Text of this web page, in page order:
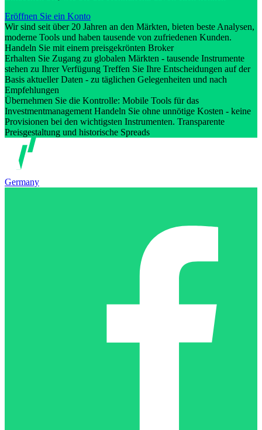
Eröffnen Sie ein Konto
Wir sind seit über 20 Jahren an den Märkten, bieten beste Analysen,
moderne Tools und haben tausende von zufriedenen Kunden.
Handeln Sie mit einem preisgekrönten Broker
Erhalten Sie Zugang zu globalen Märkten - tausende Instrumente
stehen zu Ihrer Verfügung Treffen Sie Ihre Entscheidungen auf der
Basis aktueller Daten - zu täglichen Gelegenheiten und nach
Empfehlungen
Übernehmen Sie die Kontrolle: Mobile Tools für das
Investmentmanagement Handeln Sie ohne unnötige Kosten - keine
Provisionen bei den wichtigsten Instrumenten. Transparente
Preisgestaltung und historische Spreads
Germany